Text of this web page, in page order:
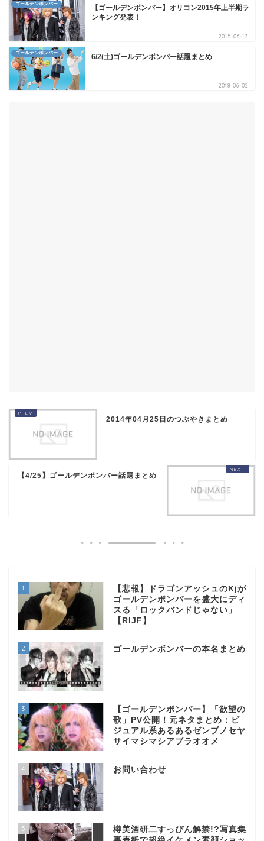
ゴールデンボンバー
【ゴールデンボンバー】オリコン2015年上半期ラ
ンキング発表！
2015-06-17
ゴールデンボンバー 6/2(土)ゴールデンボンバー話題まとめ
2018-06-02
2014年04月25日のつぶやきまとめ
【4/25】ゴールデンボンバー話題まとめ
1
【悲報】ドラゴンアッシュのKjが
ゴールデンボンバーを盛大にディ
スる「ロックバンドじゃない」
【RIJF】
2 ゴールデンボンバーの本名まとめ
3
【ゴールデンボンバー】「欲望の
歌」PV公開！元ネタまとめ：ビ
ジュアル系あるあるゼンブノセヤ
サイマシマシアブラオオメ
4 お問い合わせ
5
樽美酒研二すっぴん解禁!?写真集